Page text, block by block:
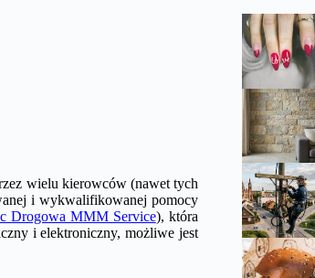
wielu kierowców (nawet tych
i wykwalifikowanej pomocy
Drogowa MMM Service), która
i elektroniczny, możliwe jest